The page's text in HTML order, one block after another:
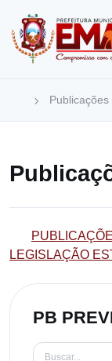
Publicações
LEGISLAÇÃO
PB